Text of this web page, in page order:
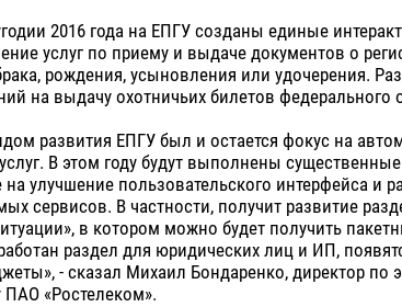
2016 года на ЕПГУ созданы единые
услуг по приему и выдаче документов о
рождения, усыновления или удочерения.
на выдачу охотничьих билетов федерального
развития ЕПГУ был и остается фокус на
В этом году будут выполнены
улучшение пользовательского интерфейса и
сервисов. В частности, получит развитие
в котором можно будет получить
раздел для юридических лиц и ИП,
- сказал Михаил Бондаренко, директор по
ПАО «Ростелеком».